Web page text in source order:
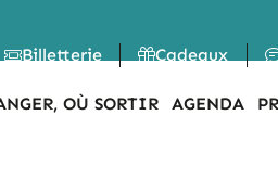
Billetterie
Cadeaux
OÙ SORTIR AGENDA